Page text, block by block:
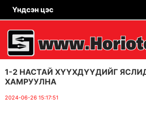
Үндсэн цэс
1-2 НАСТАЙ ХҮҮХДҮҮДИЙГ
ХАМРУУЛНА
2024-06-26 15:17:51